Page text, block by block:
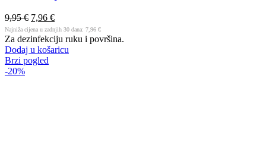
9,95€ 7,96 €
Najniža cijena u zadnjih 30 dana: 7,96 €
Za dezinfekciju ruku i površina.
Dodaj u košaricu
Brzi pogled
-20%